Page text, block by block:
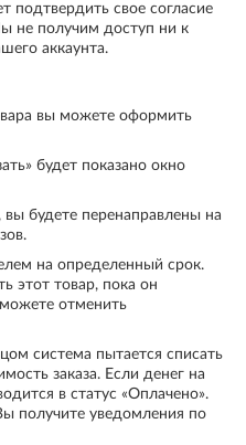
подтвердить свое согласие
не получим доступ ни к
аккаунта.
вы можете оформить
будет показано окно
вы будете перенаправлены на
на определенный срок.
этот товар, пока он
отменить
система пытается списать
заказа. Если денег на
в статус «Оплачено».
получите уведомления по